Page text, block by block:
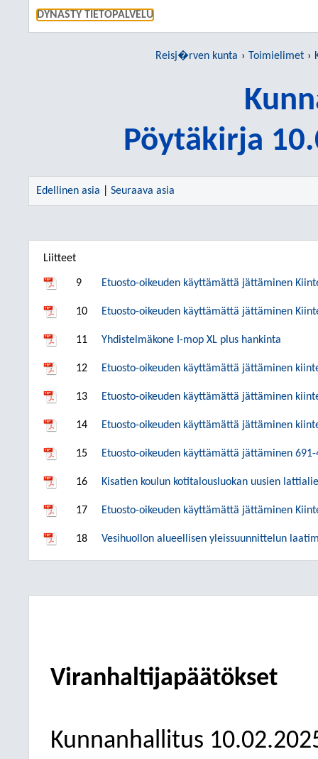
DYNASTY TIETOPALVELU
Reisj�rven kunta Toimielimet
Pöytäkirja
Edellinen asia Seuraava asia
Liitteet
9 Etuosto-oikeuden käyttämättä jättäminen
10 Etuosto-oikeuden käyttämättä jättäminen
11 Yhdistelmäkone I-mop XL plus hankinta
12 Etuosto-oikeuden käyttämättä jättäminen
13 Etuosto-oikeuden käyttämättä jättäminen
14 Etuosto-oikeuden käyttämättä jättäminen
15 Etuosto-oikeuden käyttämättä jättäminen
16 Kisatien koulun kotitalousluokan uusien
17 Etuosto-oikeuden käyttämättä jättäminen
18 Vesihuollon alueellisen yleissuunnittelun
Viranhaltijapäätökset
Kunnanhallitus